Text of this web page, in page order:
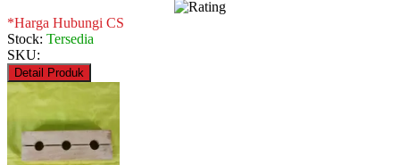
*Harga Hubungi CS
Stock: Tersedia
SKU:
Detail Produk